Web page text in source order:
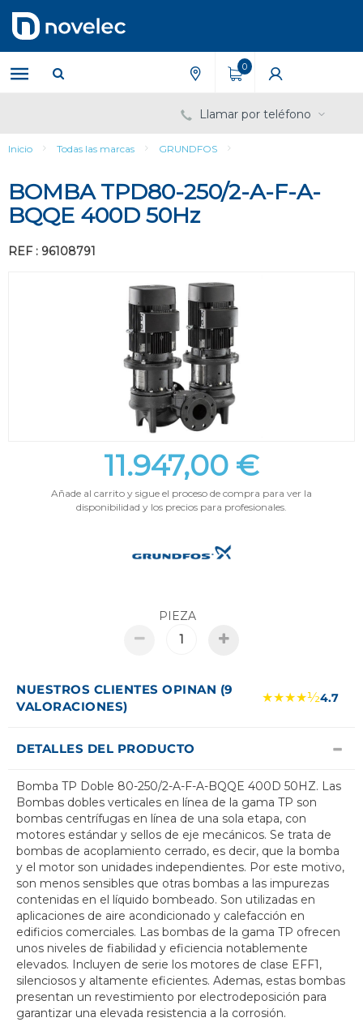
contenido
menú
de
navegación
0
Llamar por teléfono
Inicio Todas las marcas GRUNDFOS
BOMBA TPD80-250/2-A-F-A-
BQQE 400D 50Hz
REF : 96108791
11.947,00 €
Añade al carrito y sigue el proceso de compra para ver la
disponibilidad y los precios para profesionales.
PIEZA
NUESTROS CLIENTES OPINAN (9
VALORACIONES)
★★★★½4.7
DETALLES DEL PRODUCTO
Bomba TP Doble 80-250/2-A-F-A-BQQE 400D 50HZ. Las
Bombas dobles verticales en línea de la gama TP son
bombas centrífugas en línea de una sola etapa, con
motores estándar y sellos de eje mecánicos. Se trata de
bombas de acoplamiento cerrado, es decir, que la bomba
y el motor son unidades independientes. Por este motivo,
son menos sensibles que otras bombas a las impurezas
contenidas en el líquido bombeado. Son utilizadas en
aplicaciones de aire acondicionado y calefacción en
edificios comerciales. Las bombas de la gama TP ofrecen
unos niveles de fiabilidad y eficiencia notablemente
elevados. Incluyen de serie los motores de clase EFF1,
silenciosos y altamente eficientes. Ademas, estas bombas
presentan un revestimiento por electrodeposición para
garantizar una elevada resistencia a la corrosión.